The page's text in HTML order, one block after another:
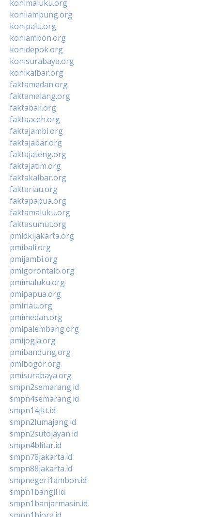
konimaluku.org
konilampung.org
konipalu.org
koniambon.org
konidepok.org
konisurabaya.org
konikalbar.org
faktamedan.org
faktamalang.org
faktabali.org
faktaaceh.org
faktajambi.org
faktajabar.org
faktajateng.org
faktajatim.org
faktakalbar.org
faktariau.org
faktapapua.org
faktamaluku.org
faktasumut.org
pmidkijakarta.org
pmibali.org
pmijambi.org
pmigorontalo.org
pmimaluku.org
pmipapua.org
pmiriau.org
pmimedan.org
pmipalembang.org
pmijogja.org
pmibandung.org
pmibogor.org
pmisurabaya.org
smpn2semarang.id
smpn4semarang.id
smpn14jkt.id
smpn2lumajang.id
smpn2sutojayan.id
smpn4blitar.id
smpn78jakarta.id
smpn88jakarta.id
smpnegeri1ambon.id
smpn1bangil.id
smpn1banjarmasin.id
smpn1biora.id